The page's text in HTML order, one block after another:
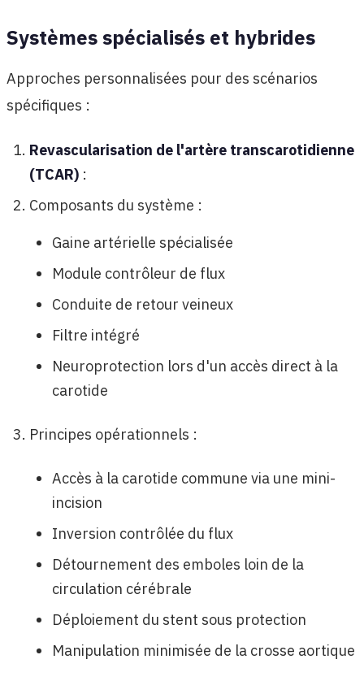
Systèmes spécialisés et hybrides
Approches personnalisées pour des scénarios
spécifiques :
Revascularisation de l'artère transcarotidienne
(TCAR) :
Composants du système :
Gaine artérielle spécialisée
Module contrôleur de flux
Conduite de retour veineux
Filtre intégré
Neuroprotection lors d'un accès direct à la
carotide
Principes opérationnels :
Accès à la carotide commune via une mini-
incision
Inversion contrôlée du flux
Détournement des emboles loin de la
circulation cérébrale
Déploiement du stent sous protection
Manipulation minimisée de la crosse aortique